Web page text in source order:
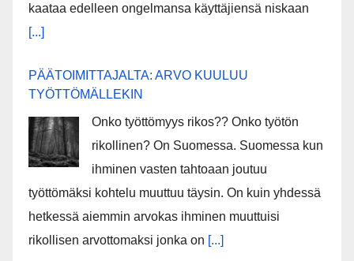
kaataa edelleen ongelmansa käyttäjiensä niskaan
[...]
PÄÄTOIMITTAJALTA: ARVO KUULUU
TYÖTTÖMÄLLEKIN
Onko työttömyys rikos?? Onko työtön
rikollinen? On Suomessa. Suomessa kun
ihminen vasten tahtoaan joutuu
työttömäksi kohtelu muuttuu täysin. On kuin yhdessä
hetkessä aiemmin arvokas ihminen muuttuisi
rikollisen arvottomaksi jonka on [...]